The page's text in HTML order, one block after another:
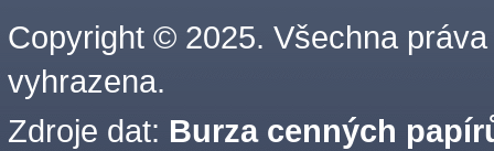
Copyright © 2025. Všechna práva
vyhrazena.
Zdroje dat: Burza cenných